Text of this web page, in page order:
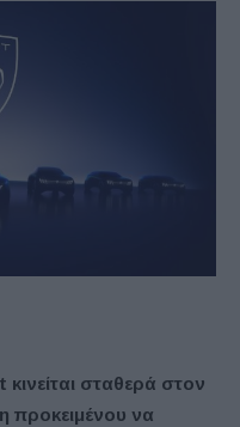
κινείται σταθερά στον
προκειμένου να